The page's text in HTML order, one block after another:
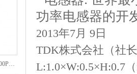
NPO高压贴片电容1808 3KV 100PF J
2013年7月 9日
TDK株式会社（社
L:1.0×W:0.5×H:0.7